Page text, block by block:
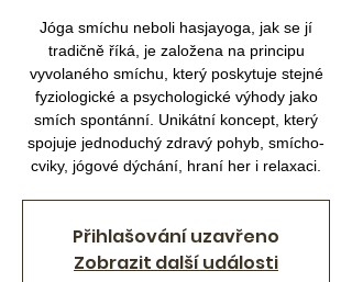
Jóga smíchu neboli hasjayoga, jak se jí
tradičně říká, je založena na principu
vyvolaného smíchu, který poskytuje stejné
fyziologické a psychologické výhody jako
smích spontánní. Unikátní koncept, který
spojuje jednoduchý zdravý pohyb, smícho-
cviky, jógové dýchání, hraní her i relaxaci.
Přihlašování uzavřeno
Zobrazit další události